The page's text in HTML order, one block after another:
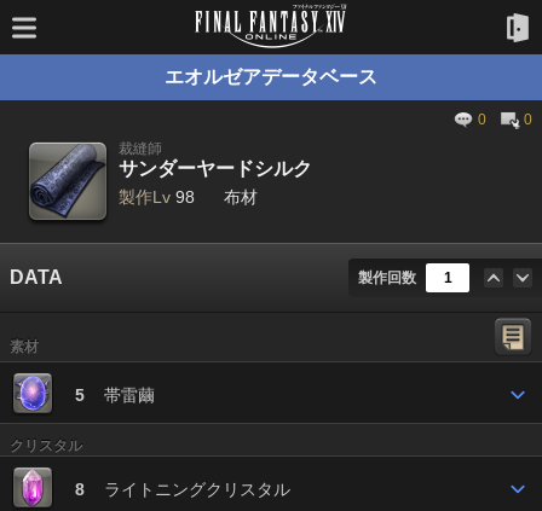
エオルゼアデータベース
0
0
裁縫師
サンダーヤードシルク
製作Lv 98 布材
DATA 製作回数
素材
5 帯雷繭
クリスタル
8 ライトニングクリスタル